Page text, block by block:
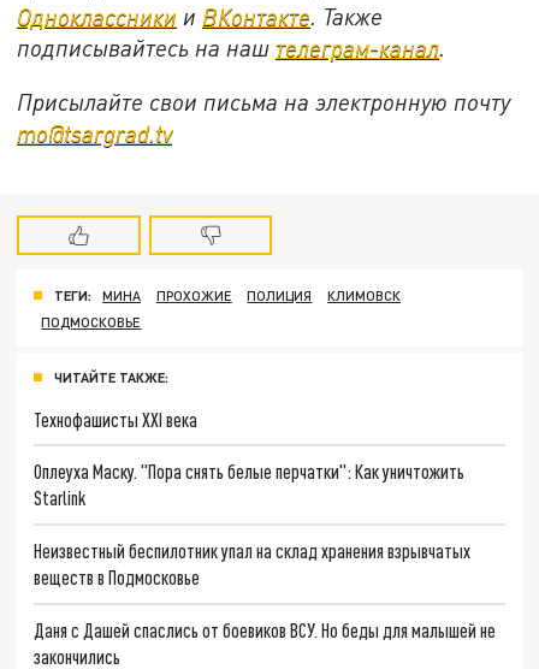
Одноклассники и ВКонтакте . Также
подписывайтесь на наш телеграм-канал
Присылайте свои письма на электронную почту
mo@tsargrad.tv
ТЕГИ: МИНА ПРОХОЖИЕ ПОЛИЦИЯ
КЛИМОВСК
ПОДМОСКОВЬЕ
ЧИТАЙТЕ ТАКЖЕ:
Технофашисты XXI века
Оплеуха Маску. "Пора снять белые перчатки": Как уничтожить
Starlink
Неизвестный беспилотник упал на склад хранения взрывчатых
веществ в Подмосковье
Даня с Дашей спаслись от боевиков ВСУ. Но беды для малышей не
закончились